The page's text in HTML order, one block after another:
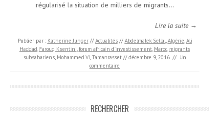
régularisé la situation de milliers de migrants…
Lire la suite →
Publier par : Katherine Junger // Actualités // Abdelmalek Sellal,Algérie,Ali
Haddad, Farouq Ksentini,forum africain d’investissement, Maroc, migrants
subsahariens, Mohammed VI,Tamanrasset // décembre 9, 2016 // Un
commentaire
RECHERCHER